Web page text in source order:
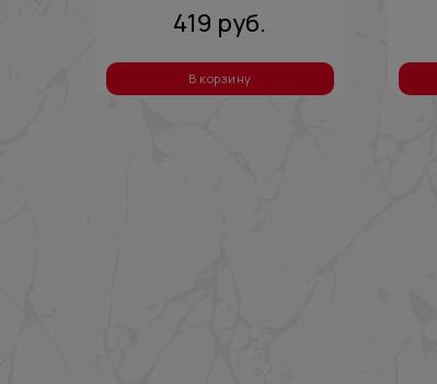
419 руб.
В корзину